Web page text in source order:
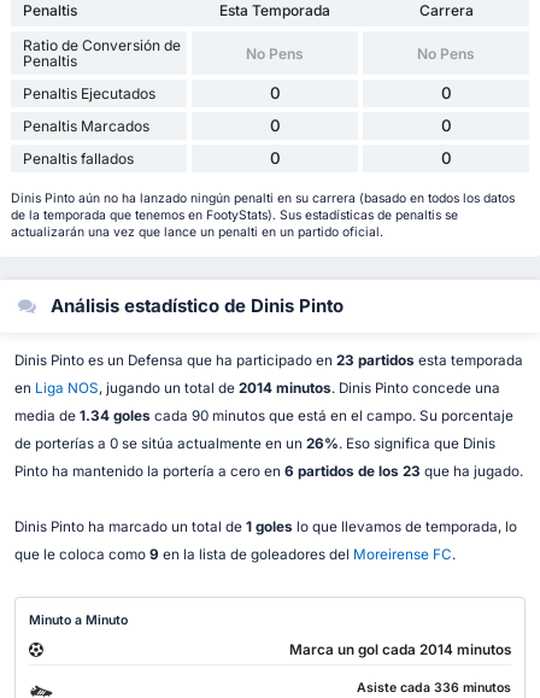
Penaltis Esta Temporada
Carrera
Ratio de Conversión de
Penaltis
No Pens No Pens
Penaltis Ejecutados 0 0
Penaltis Marcados 0 0
Penaltis fallados 0 0
Dinis Pinto aún no ha lanzado ningún penalti en su carrera (basado en todos los datos
de la temporada que tenemos en FootyStats). Sus estadísticas de penaltis se
actualizarán una vez que lance un penalti en un partido oficial.
Análisis estadístico de Dinis Pinto
Dinis Pinto es un Defensa que ha participado en 23 partidos esta temporada
en Liga NOS, jugando un total de 2014 minutos. Dinis Pinto concede una
media de 1.34 goles cada 90 minutos que está en el campo. Su porcentaje
de porterías a 0 se sitúa actualmente en un 26%. Eso significa que Dinis
Pinto ha mantenido la portería a cero en 6 partidos de los 23 que ha jugado.
Dinis Pinto ha marcado un total de 1 goles lo que llevamos de temporada, lo
que le coloca como 9 en la lista de goleadores del Moreirense FC.
Minuto a Minuto
Marca un gol cada 2014 minutos
Asiste cada 336 minutos